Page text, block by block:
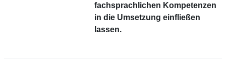
fachsprachlichen Kompetenzen
in die Umsetzung einfließen
lassen.